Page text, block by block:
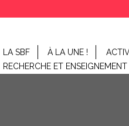
LA SBF À LA UNE !
RECHERCHE ET ENSEIGNEMENT